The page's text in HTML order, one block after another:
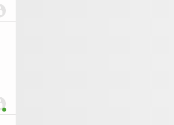
Benutzer ist online